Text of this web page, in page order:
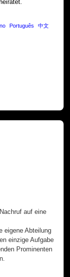
Português 中文
auf eine
eigene Abteilung
einzige Aufgabe
Prominenten